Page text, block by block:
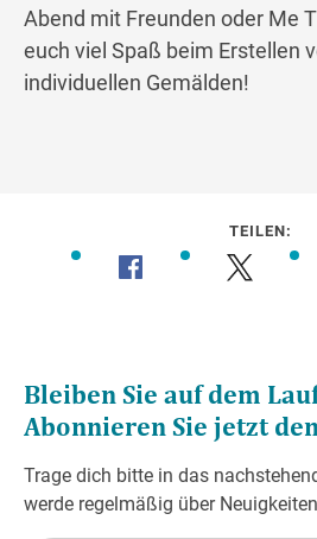
Abend mit Freunden oder Me
euch viel Spaß beim Erstellen
individuellen Gemälden!
TEILEN: